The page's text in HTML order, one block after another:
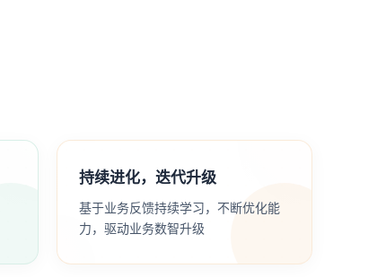
持续进化，迭代升级
基于业务反馈持续学习，不断优化能
力，驱动业务数智升级